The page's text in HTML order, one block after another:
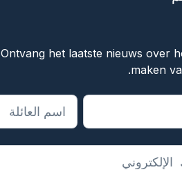
Ontvang het laatste nieuws over
maken
المطلوبة